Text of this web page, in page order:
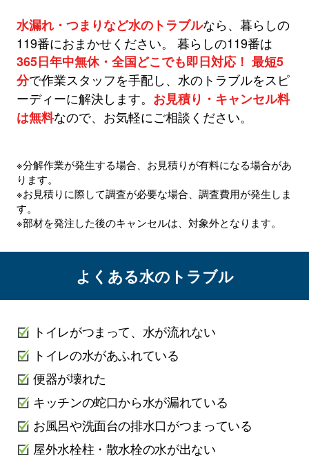
水漏れ・つまりなど水のトラブルなら、暮らしの
119番におまかせください。 暮らしの119番は
365日年中無休・全国どこでも即日対応！ 最短5
分で作業スタッフを手配し、水のトラブルをスピ
ーディーに解決します。 お見積り・キャンセル料
は無料なので、お気軽にご相談ください。
※分解作業が発生する場合、お見積りが有料になる場合があ
ります。
※お見積りに際して調査が必要な場合、調査費用が発生しま
す。
※部材を発注した後のキャンセルは、対象外となります。
よくある水のトラブル
トイレがつまって、水が流れない
トイレの水があふれている
便器が壊れた
キッチンの蛇口から水が漏れている
お風呂や洗面台の排水口がつまっている
屋外水栓柱・散水栓の水が出ない